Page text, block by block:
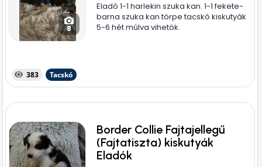
8
Eladó 1-1 harlekin szuka kan. 1-1 fekete-
barna szuka kan törpe tacskó kiskutyák
5-6 hét múlva vihetök.
383 Tacskó
Border Collie Fajtajellegű
(Fajtatiszta) kiskutyák
Eladók